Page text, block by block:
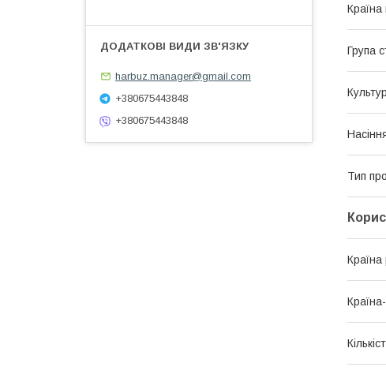
Країна
Група
Тип
Країна
harbuz.manager@gmail.com
+380675443848
+380675443848